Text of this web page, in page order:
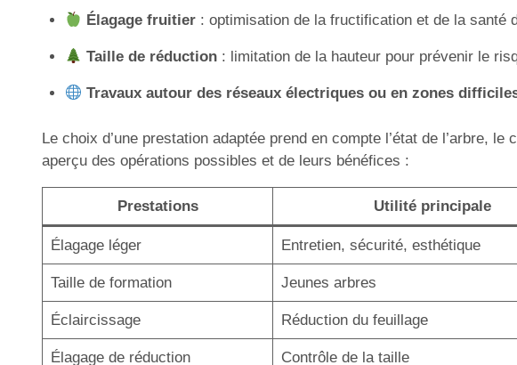
Élagage fruitier: optimisation de la fructification et de la santé
Taille de réduction: limitation de la hauteur pour prévenir le
Travaux autour des réseaux électriques ou en zones
Le choix d’une prestation adaptée prend en compte l’état de l’arbre,
aperçu des opérations possibles et de leurs bénéfices :
Prestations Utilité principale
Élagage léger Entretien, sécurité, esthétique
Taille de formation Jeunes arbres
Éclaircissage Réduction du feuillage
Élagage de réduction Contrôle de la taille